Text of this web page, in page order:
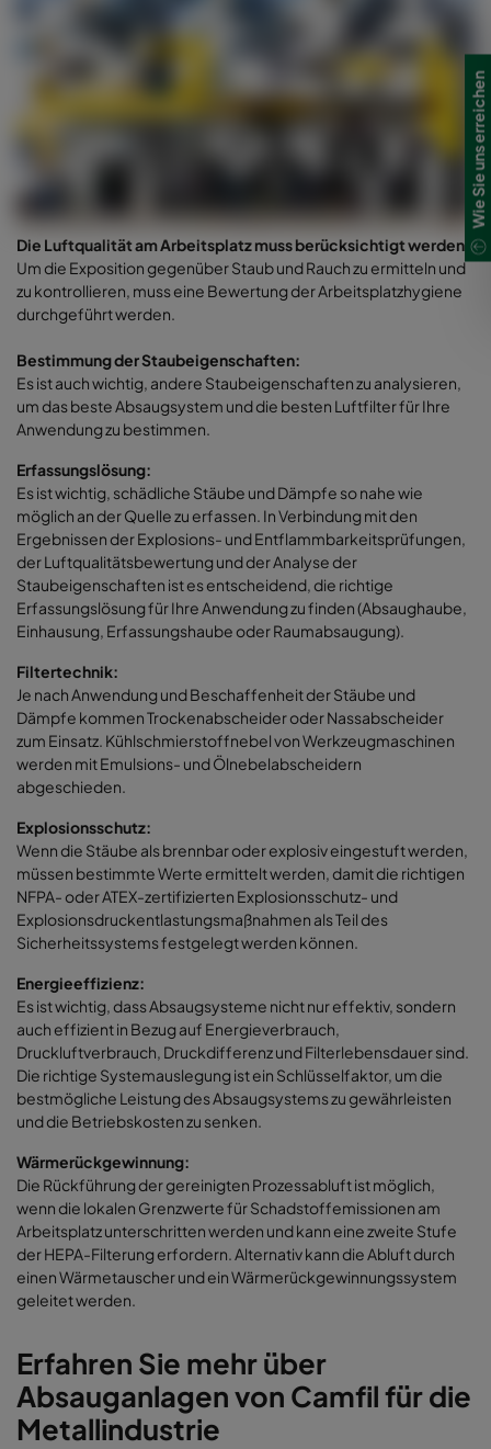
Die Luftqualität am Arbeitsplatz muss berücksichtigt werden:
Um die Exposition gegenüber Staub und Rauch zu ermitteln und
zu kontrollieren, muss eine Bewertung der Arbeitsplatzhygiene
durchgeführt werden.
Bestimmung der Staubeigenschaften:
Es ist auch wichtig, andere Staubeigenschaftenzu analysieren,
um das beste Absaugsystem und die besten Luftfilter für Ihre
Anwendung zu bestimmen.
Erfassungslösung:
Es ist wichtig, schädliche Stäube und Dämpfe so nahe wie
möglich an der Quelle zu erfassen. In Verbindung mit den
Ergebnissen der Explosions- und Entflammbarkeitsprüfungen,
der Luftqualitätsbewertung und der Analyse der
Staubeigenschaften ist es entscheidend, die richtige
Erfassungslösung für Ihre Anwendung zu finden (Absaughaube,
Einhausung, Erfassungshaube oder Raumabsaugung).
Filtertechnik:
Je nach Anwendung und Beschaffenheit der Stäube und
Dämpfe kommen Trockenabscheider oder Nassabscheider
zum Einsatz. Kühlschmierstoffnebel von Werkzeugmaschinen
werden mit Emulsions- und Ölnebelabscheidern
abgeschieden.
Explosionsschutz:
Wenn die Stäube als brennbar oder explosiv eingestuft werden,
müssen bestimmte Werte ermittelt werden, damit die richtigen
NFPA- oder ATEX-zertifizierten Explosionsschutz- und
Explosionsdruckentlastungsmaßnahmen als Teil des
Sicherheitssystems festgelegt werden können.
Energieeffizienz:
Es ist wichtig, dass Absaugsysteme nicht nur effektiv, sondern
auch effizient in Bezug auf Energieverbrauch,
Druckluftverbrauch, Druckdifferenz und Filterlebensdauer sind.
Die richtige Systemauslegung ist ein Schlüsselfaktor, um die
bestmögliche Leistung des Absaugsystems zu gewährleisten
und die Betriebskosten zu senken.
Wärmerückgewinnung:
Die Rückführung der gereinigten Prozessabluft ist möglich,
wenn die lokalen Grenzwerte für Schadstoffemissionen am
Arbeitsplatz unterschritten werden und kann eine zweite Stufe
der HEPA-Filterung erfordern. Alternativ kann die Abluft durch
einen Wärmetauscher und ein Wärmerückgewinnungssystem
geleitet werden.
Erfahren Sie mehr über
Absauganlagen von Camfil für die
Metallindustrie
Wie Sie uns erreichen